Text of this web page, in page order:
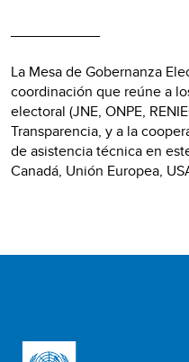
La Mesa de Gobernanza
coordinación que reúne a
electoral (JNE, ONPE,
Transparencia, y a la
de asistencia técnica en
Canadá, Unión Europea,